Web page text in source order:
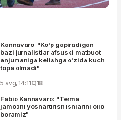
Kannavaro: "Ko'p gapiradigan
bazi jurnalistlar afsuski matbuot
anjumaniga kelishga o'zida kuch
topa olmadi"
5 avg, 14:11 18
Fabio Kannavaro: "Terma
jamoani yoshartirish ishlarini olib
boramiz"